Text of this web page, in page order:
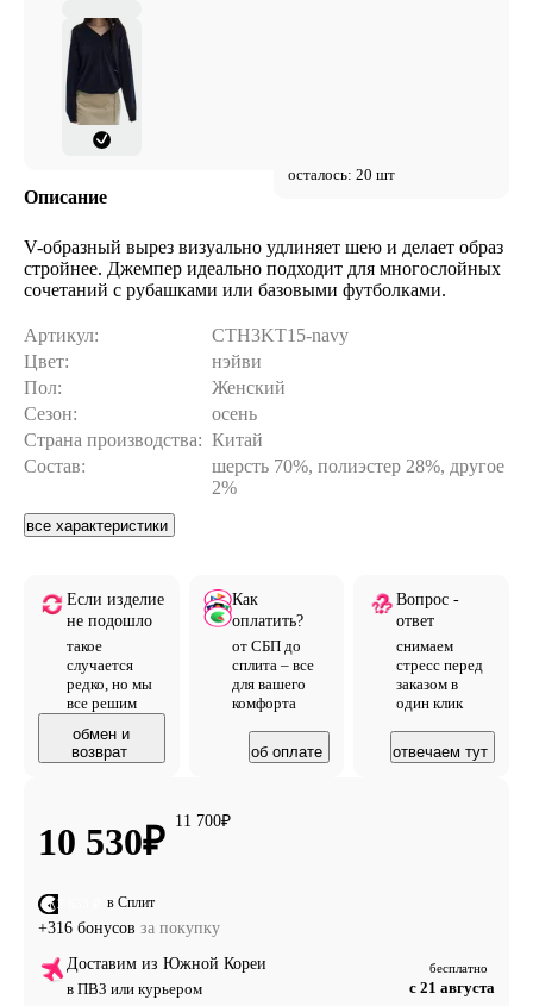
осталось: 20 шт
Описание
V-образный вырез визуально удлиняет шею и делает образ
стройнее. Джемпер идеально подходит для многослойных
сочетаний с рубашками или базовыми футболками.
Артикул:
CTH3KT15-navy
Цвет:
нэйви
Пол:
Женский
Сезон:
осень
Страна производства: Китай
Состав:
шерсть 70%, полиэстер 28%, другое
2%
все характеристики
Если изделие
не подошло
такое
случается
редко, но мы
все решим
обмен и
возврат
Как
оплатить?
от СБП до
сплита – все
для вашего
комфорта
об оплате
Вопрос -
ответ
снимаем
стресс перед
заказом в
один клик
отвечаем тут
10 530₽
11 700₽
от 2 633 ₽ в Сплит
+316 бонусов за покупку
Доставим из Южной Кореи
в ПВЗ или курьером
бесплатно
с 21 августа